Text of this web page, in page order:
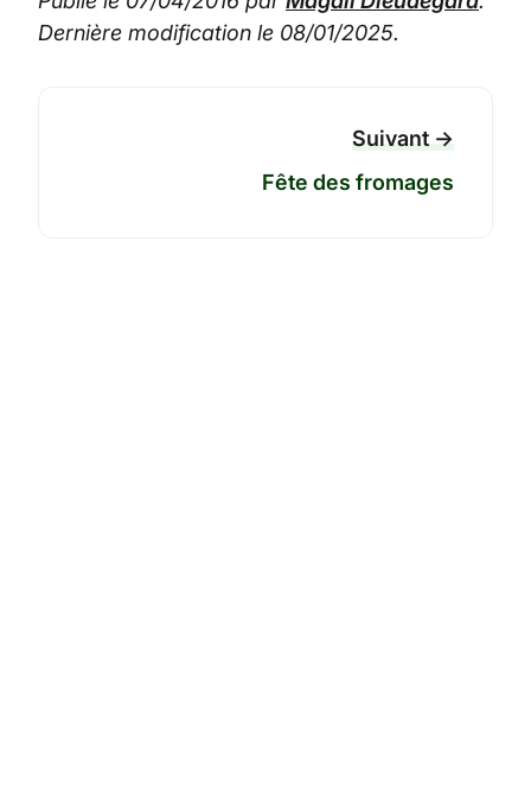
Dernière modification le 08/01/2025.
Suivant →
Fête des fromages